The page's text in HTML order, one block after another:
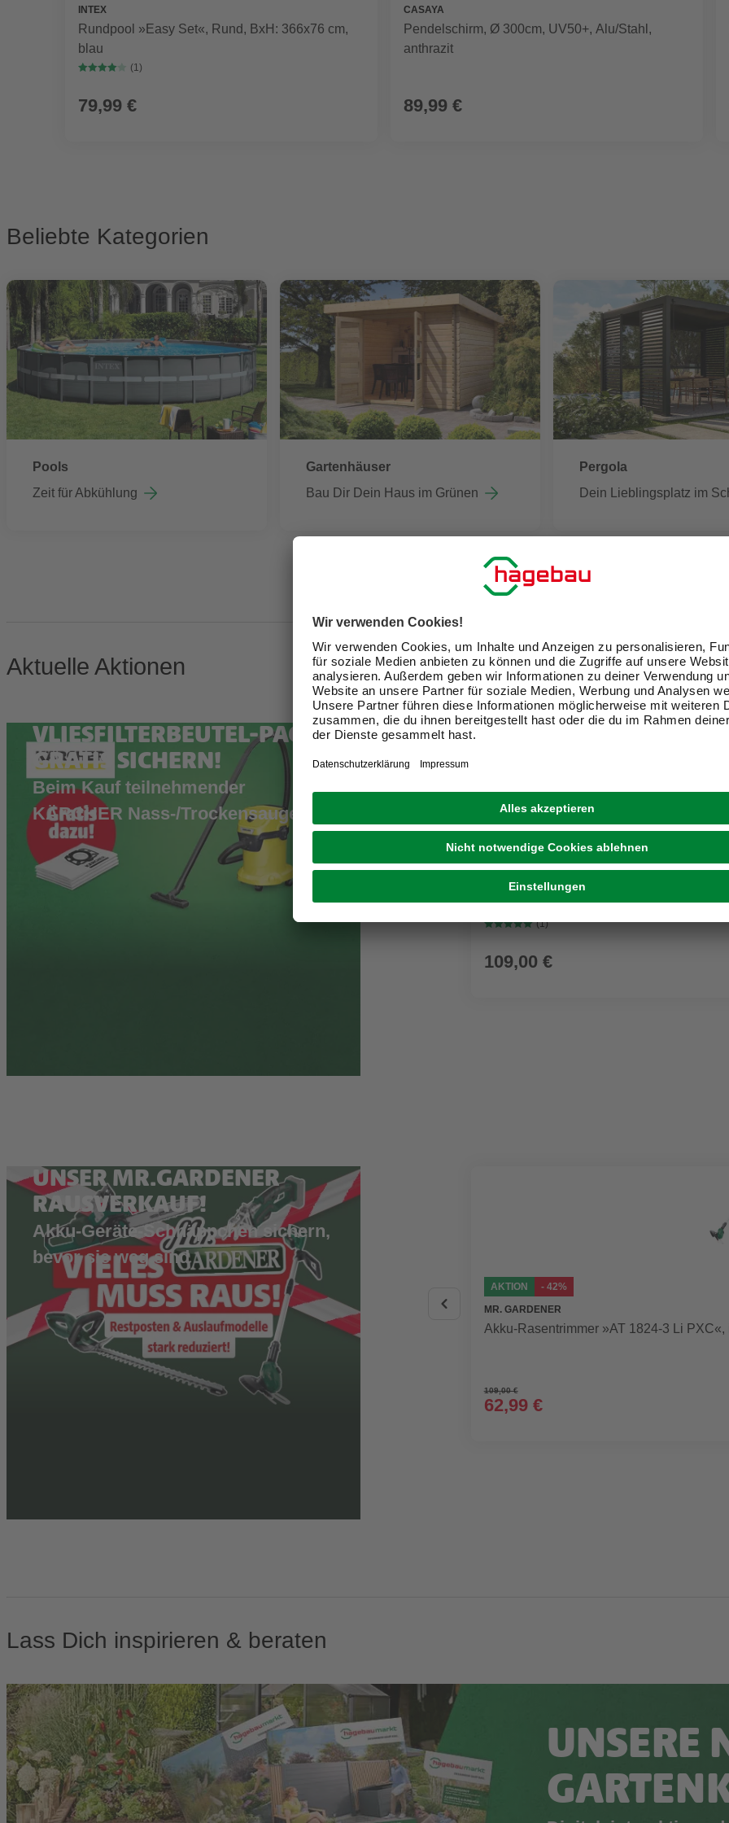
INTEX
Rundpool »Easy Set«, Rund, BxH: 366x76 cm,
blau
(1)
79,99 €
CASAYA
Pendelschirm, Ø 300cm, UV50+, Alu/Stahl,
anthrazit
89,99 €
Beliebte Kategorien
Pools
Zeit für Abkühlung
Gartenhäuser
Bau Dir Dein Haus im Grünen
Pergola
Dein Lieblingsplatz im
Aktuelle Aktionen
VLIESFILTERBEUTEL-PACK
GRATIS SICHERN!
Beim Kauf teilnehmender
KÄRCHER Nass-/Trockensauger
GRATIS ZUGABE
KÄRCHER
Nass-/Trockensauger WD 3 P V-17/4/20
Kunststoffbehälter
(1)
109,00 €
UNSER MR.GARDENER
RAUSVERKAUF!
Akku-Geräte-Schnäppchen sichern,
bevor sie weg sind
AKTION
- 42%
MR. GARDENER
Akku-Rasentrimmer »AT 1824-3 Li PXC«,
109,00 €
62,99 €
Lass Dich inspirieren & beraten
UNSERE